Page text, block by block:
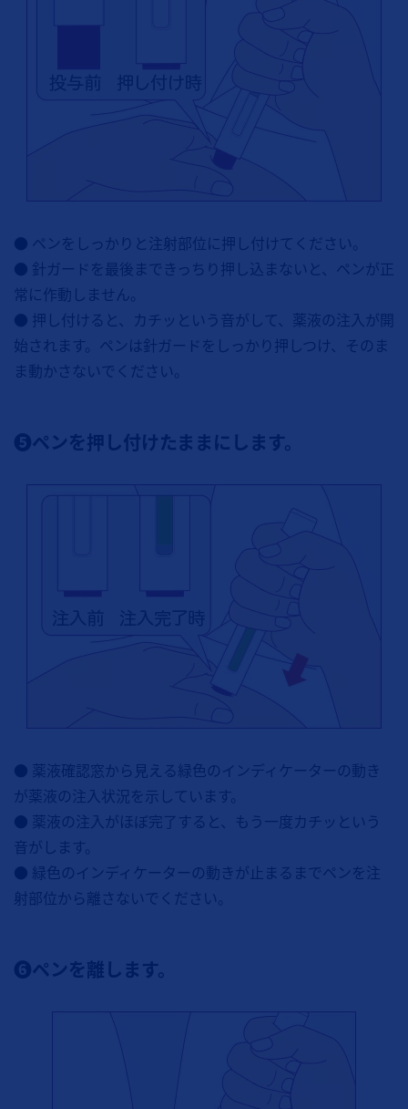
● ペンをしっかりと注射部位に押し付けてください。
● 針ガードを最後まできっちり押し込まないと、ペンが正
常に作動しません。
● 押し付けると、カチッという音がして、薬液の注入が開
始されます。ペンは針ガードをしっかり押しつけ、そのま
ま動かさないでください。
❺ペンを押し付けたままにします。
● 薬液確認窓から見える緑色のインディケーターの動き
が薬液の注入状況を示しています。
● 薬液の注入がほぼ完了すると、もう一度カチッという
音がします。
● 緑色のインディケーターの動きが止まるまでペンを注
射部位から離さないでください。
❻ペンを離します。